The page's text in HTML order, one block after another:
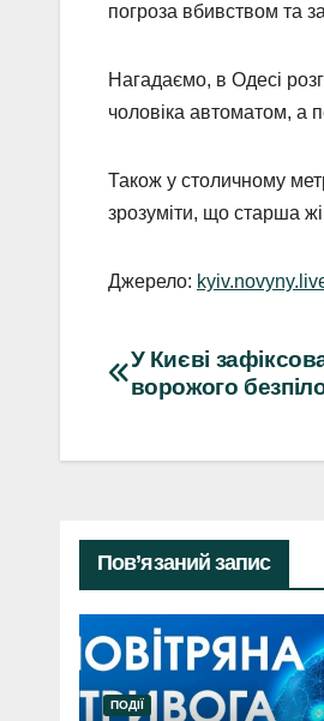
погроза вбивством та
Нагадаємо, в Одесі
чоловіка автоматом, а
Також у столичному
зрозуміти, що старша
Джерело:
Навігація
У Києві
ворожого
Пов’язаний запис
ПОДІЇ